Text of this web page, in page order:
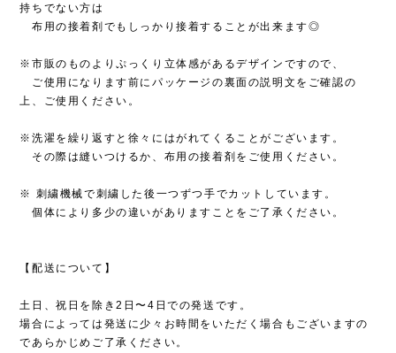
持ちでない方は
布用の接着剤でもしっかり接着することが出来ます◎
※市販のものよりぷっくり立体感があるデザインですので、
ご使用になります前にパッケージの裏面の説明文をご確認の
上、ご使用ください。
※洗濯を繰り返すと徐々にはがれてくることがございます。
その際は縫いつけるか、布用の接着剤をご使用ください。
※ 刺繍機械で刺繍した後一つずつ手でカットしています。
個体により多少の違いがありますことをご了承ください。
【配送について】
土日、祝日を除き2日〜4日での発送です。
場合によっては発送に少々お時間をいただく場合もございますの
であらかじめご了承ください。